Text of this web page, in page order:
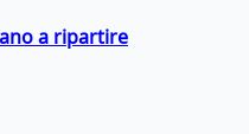
a ripartire